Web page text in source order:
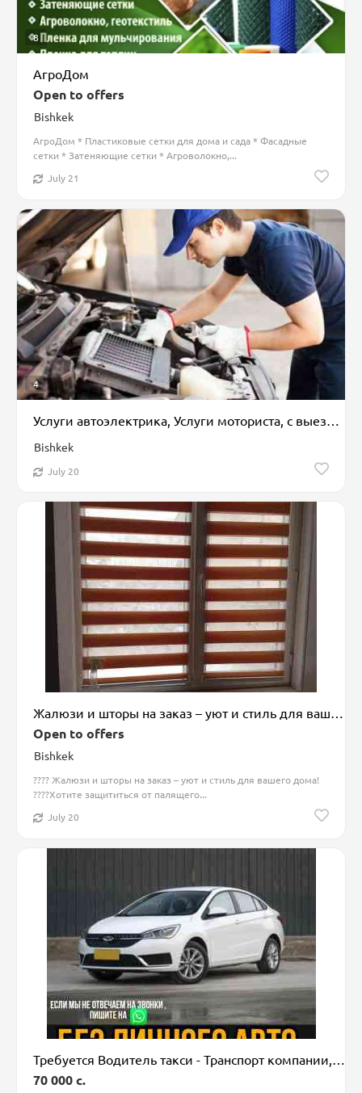
8
АгроДом
Bishkek
Open to offers
АгроДом * Пластиковые сетки для дома и сада * Фасадные
сетки * Затеняющие сетки * Агроволокно,...
July 21
4
Bishkek
July 20
Жалюзи и шторы на заказ – уют и стиль для вашего дома!
Bishkek
Open to offers
???? Жалюзи и шторы на заказ – уют и стиль для вашего дома!
????Хотите защититься от палящего...
July 20
70 000 c.